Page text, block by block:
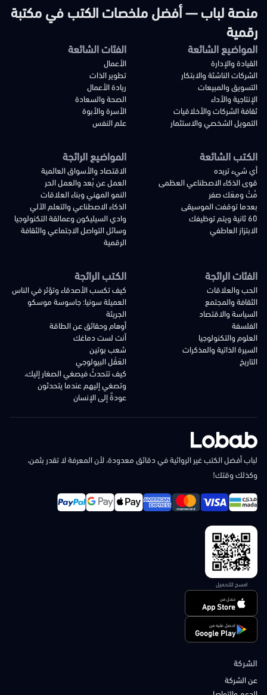
منصة لباب — أفضل ملخصات الكتب في مكتبة
رقمية
المواضيع الشائعة
القيادة والإدارة
الشركات الناشئة والابتكار
التسويق والمبيعات
الإنتاجية والأداء
ثقافة الشركات والأخلاقيات
التمويل الشخصي والاستثمار
الفئات الشائعة
الأعمال
تطوير الذات
ريادة الأعمال
الصحة والسعادة
الأسرة والأبوة
علم النفس
الكتب الشائعة
أي شيء تريده
قوى الذكاء الاصطناعي العظمى
مُتْ ومعَك صفر
بعدما توقفت الموسيقى
60 ثانية ويتم توظيفك
الابتزاز العاطفي
المواضيع الرائجة
الاقتصاد والأسواق العالمية
العمل عن بُعد والعمل الحر
النمو المهني وبناء العلاقات
الذكاء الاصطناعي والتعلم الآلي
وادي السيليكون وعمالقة التكنولوجيا
وسائل التواصل الاجتماعي والثقافة
الرقمية
الفئات الرائجة
الحب والعلاقات
الثقافة والمجتمع
السياسة والاقتصاد
الفلسفة
العلوم والتكنولوجيا
السيرة الذاتية والمذكرات
التاريخ
الكتب الرائجة
كيف تكسب الأصدقاء وتؤثر في الناس
العميلة سونيا: جاسوسة موسكو
الجريئة
أوهام وحقائق عن الطاقة
أنت لست دماغك
شعب بوتين
العَقْل البيولوجي
كيف تتحدثُ فيصغي الصغار إليك،
وتصغي إليهم عندما يتحدثون
عودةٌ إلى الإنسان
لباب أفضل الكتب غير الروائية في دقائق معدودة، لأن المعرفة لا تقدر بثمن،
وكذلك وقتك!
امسح للتحميل
حمل من
App Store
احصل عليه من
Google Play
الشركة
عن الشركة